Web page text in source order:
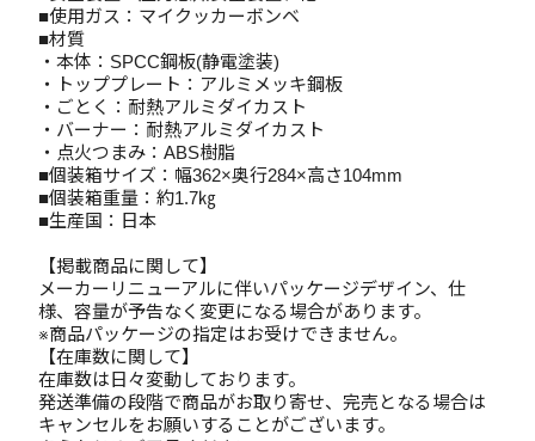
■使用ガス：マイクッカーボンベ
■材質
・本体：SPCC鋼板(静電塗装)
・トッププレート：アルミメッキ鋼板
・ごとく：耐熱アルミダイカスト
・バーナー：耐熱アルミダイカスト
・点火つまみ：ABS樹脂
■個装箱サイズ：幅362×奥行284×高さ104mm
■個装箱重量：約1.7㎏
■生産国：日本
【掲載商品に関して】
メーカーリニューアルに伴いパッケージデザイン、仕
様、容量が予告なく変更になる場合があります。
※商品パッケージの指定はお受けできません。
【在庫数に関して】
在庫数は日々変動しております。
発送準備の段階で商品がお取り寄せ、完売となる場合は
キャンセルをお願いすることがございます。